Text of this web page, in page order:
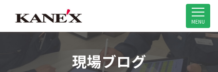
米子市の解体工事専門MENU
現場ブログ